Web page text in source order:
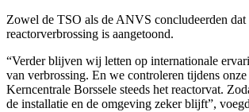
Zowel de TSO als de ANVS concludeerden dat
reactorverbrossing is aangetoond.
“Verder blijven wij letten op internationale
van verbrossing. En we controleren tijdens
Kerncentrale Borssele steeds het reactorvat.
de installatie en de omgeving zeker blijft”,